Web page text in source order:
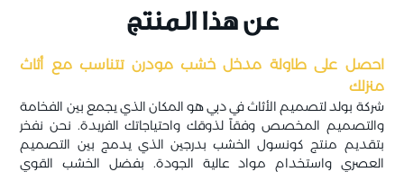
عن هذا المنتج
احصل على طاولة مدخل خشب مودرن تتناسب مع أثاث
منزلك
شركة بولد لتصميم الأثاث في دبي هو المكان الذي يجمع بين الفخامة
والتصميم المخصص وفقاً لذوقك واحتياجاتك الفريدة. نحن نفخر
بتقديم منتج كونسول الخشب بدرجين الذي يدمج بين التصميم
العصري واستخدام مواد عالية الجودة. بفضل الخشب القوي